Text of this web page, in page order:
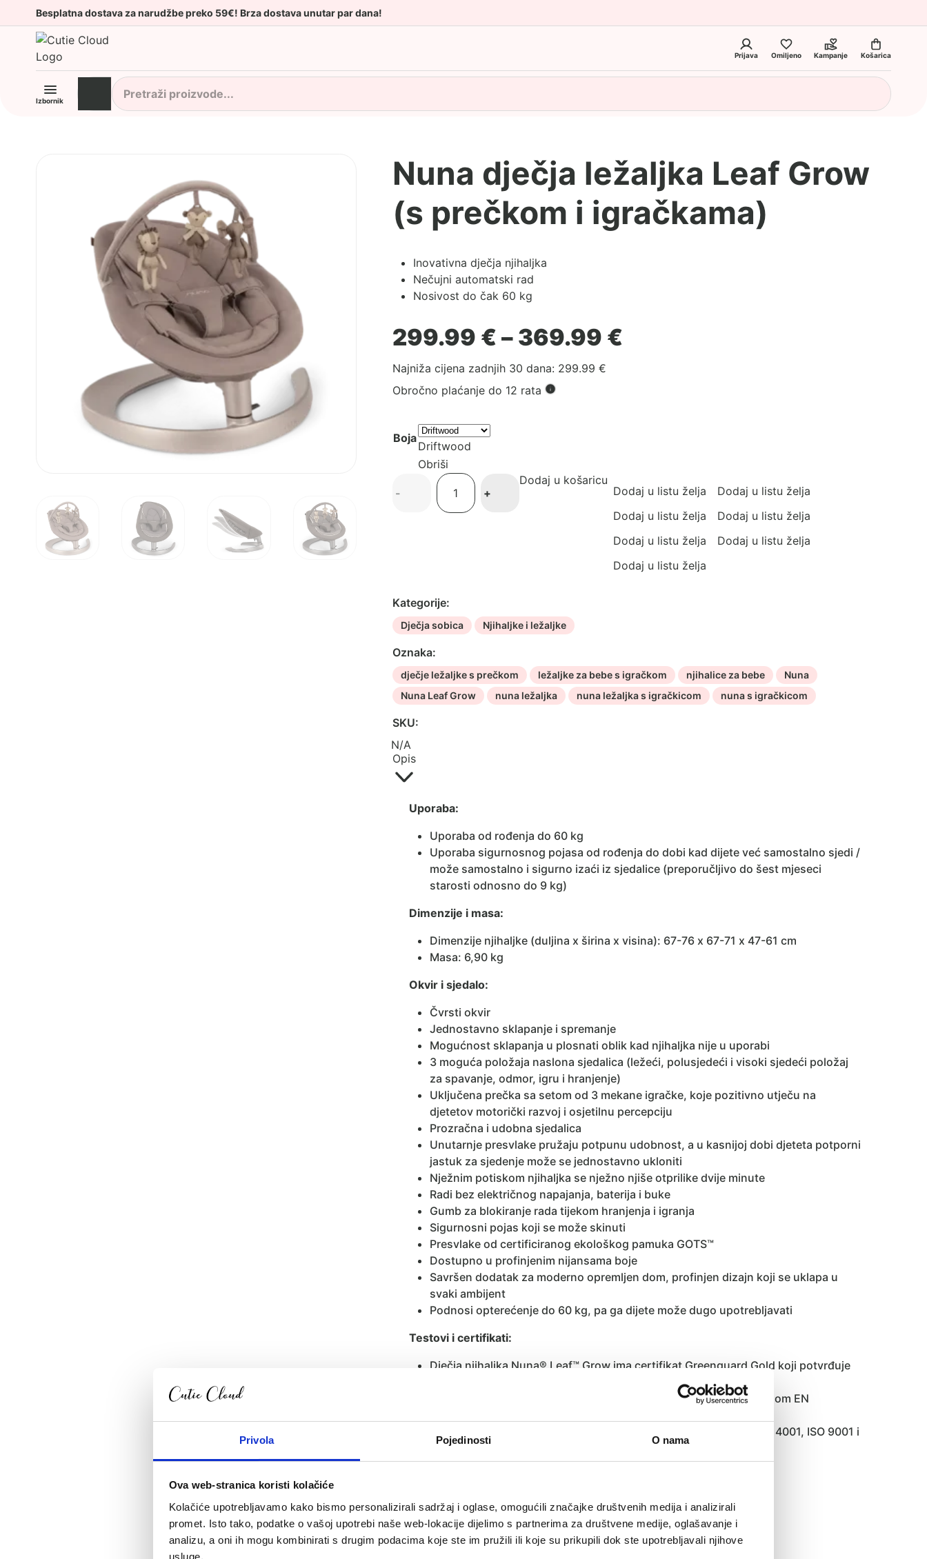
Privola Pojedinosti O nama
Ova web-stranica koristi kolačiće
Kolačiće upotrebljavamo kako bismo personalizirali sadržaj i oglase, omogućili značajke društvenih medija i analizirali
promet. Isto tako, podatke o vašoj upotrebi naše web-lokacije dijelimo s partnerima za društvene medije, oglašavanje i
analizu, a oni ih mogu kombinirati s drugim podacima koje ste im pružili ili koje su prikupili dok ste upotrebljavali njihove
usluge.
Besplatna dostava za narudžbe preko 59€! Brza dostava unutar par dana!
Prijava Omiljeno Kampanje Košarica
Izbornik
Nuna dječja ležaljka Leaf Grow
(s prečkom i igračkama)
Inovativna dječja njihaljka
Nečujni automatski rad
Nosivost do čak 60 kg
299.99 € – 369.99 €Raspon
Najniža cijena zadnjih 30 dana: 299.99 €
Obročno plaćanje do 12 rata
Boja
Driftwood
Obriši
dječja
i
igračkama)
količina
- +
Dodaj u košaricu
Dodaj u listu želja
Dodaj u listu želja
Dodaj u listu želja
Dodaj u listu želja
Dodaj u listu želja
Dodaj u listu želja
Dodaj u listu želja
Kategorije:
Dječja sobica Njihaljke i ležaljke
Oznaka:
dječje ležaljke s prečkom ležaljke za bebe s igračkom njihalice za bebe
Nuna
Nuna Leaf Grow
nuna ležaljka nuna ležaljka s igračkicom nuna s igračkicom
SKU:
N/A
Opis
Uporaba:
Uporaba od rođenja do 60 kg
Uporaba sigurnosnog pojasa od rođenja do dobi kad dijete već samostalno sjedi /
može samostalno i sigurno izaći iz sjedalice (preporučljivo do šest mjeseci
starosti odnosno do 9 kg)
Dimenzije i masa:
Dimenzije njihaljke (duljina x širina x visina): 67-76 x 67-71 x 47-61 cm
Masa: 6,90 kg
Okvir i sjedalo:
Čvrsti okvir
Jednostavno sklapanje i spremanje
Mogućnost sklapanja u plosnati oblik kad njihaljka nije u uporabi
3 moguća položaja naslona sjedalica (ležeći, polusjedeći i visoki sjedeći položaj
za spavanje, odmor, igru i hranjenje)
Uključena prečka sa setom od 3 mekane igračke, koje pozitivno utječu na
djetetov motorički razvoj i osjetilnu percepciju
Prozračna i udobna sjedalica
Unutarnje presvlake pružaju potpunu udobnost, a u kasnijoj dobi djeteta potporni
jastuk za sjedenje može se jednostavno ukloniti
Nježnim potiskom njihaljka se nježno njiše otprilike dvije minute
Radi bez električnog napajanja, baterija i buke
Gumb za blokiranje rada tijekom hranjenja i igranja
Sigurnosni pojas koji se može skinuti
Presvlake od certificiranog ekološkog pamuka GOTS™
Dostupno u profinjenim nijansama boje
Savršen dodatak za moderno opremljen dom, profinjen dizajn koji se uklapa u
svaki ambijent
Podnosi opterećenje do 60 kg, pa ga dijete može dugo upotrebljavati
Testovi i certifikati:
Dječja njihaljka Nuna® Leaf™ Grow ima certifikat Greenguard Gold koji potvrđuje
da proizvod ispunjava stroga ograničenja kemijskih emisija
Dječja njihaljka Nuna® Leaf™ Grow u skladu je s europskom normom EN
Dječja njihaljka Nuna® Leaf™ Growispunjuje norme kvalitete: ISO 14001, ISO 9001 i
OHSAS 18001
Red Dot Design Award za 2019.
Junior Design Awards za 2016.
Baby and Nursery Trade Awards za 2015.